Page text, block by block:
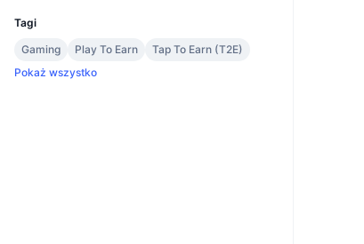
Tagi
Gaming
Play To Earn
Tap To Earn (T2E)
Pokaż wszystko